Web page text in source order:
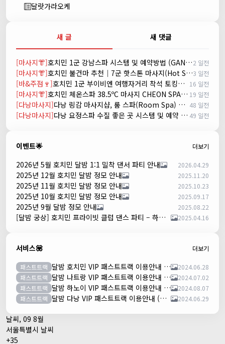
달랏가라오케
새 글 새 댓글
[마사지👘] 호치민 1군 강남스파 시스템 및 예약방법 (GANGNAM SPA)2 일전
[마사지👘] 호치민 불건마 추천｜7군 핫스톤 마사지(Hot Stone massage)3 일전
[바&주점🍷] 호치민 1군 부이비엔 여행자거리 착석 토킹바 놀이터 (NORITER LOUNGE) 16 일전
[마사지👘] 호치민 체온스파 38.5ºC 마사지 CHEON SPA Massage 19 일전
[다낭마사지] 다낭 링감 마사지샵, 룸 스파(Room Spa) 예약 48 일전
[다낭마사지] 다낭 요정스파 수질 좋은 곳 시스템 및 예약 방법 49 일전
이벤트🌟 더보기
2026년 5월 호치민 달밤 1:1 밀착 댄서 파티 안내 2026.04.29
2025년 12월 호치민 달밤 정모 안내 2025.11.20
2025년 11월 호치민 달밤 정모 안내 2025.10.23
2025년 10월 호치민 달밤 정모 안내 2025.09.17
2025년 9월 달밤 정모 안내 2025.08.22
[달밤 궁상] 호치민 프라이빗 클럽 댄스 파티 – 하루 한 팀만! 2025.04.16
서비스💟 더보기
패스트트랙 달밤 호치민 VIP 패스트트랙 이용안내 (떤션넛공항)
2024.06.28
패스트트랙
달밤 나트랑 VIP 패스트트랙 이용안내 (깜란공항)
2024.07.02
패스트트랙
달밤 하노이 VIP 패스트트랙 이용안내 (노이바이공항)
2024.08.07
패스트트랙
달밤 다낭 VIP 패스트트랙 이용안내 (다낭국제공항) 2024.06.29
날씨, 09 8월
서울특별시 날씨
+35